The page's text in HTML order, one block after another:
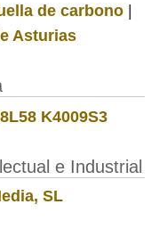
de carbono|
Asturias
K4009S3
e Industrial
SL